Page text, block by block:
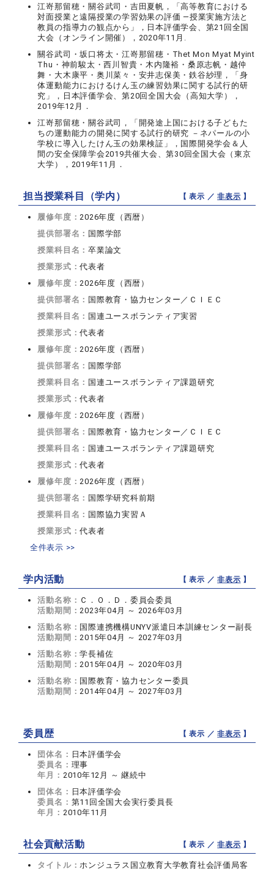
江嵜那留穂・關谷武司・吉田夏帆，「高等教育における
対面授業と遠隔授業の学習効果の評価 ―授業実施方法と
教員の指導力の観点から」，日本評価学会、第21回全国
大会（オンライン開催），2020年11月.
關谷武司・坂口将太・江嵜那留穂・Thet Mon Myat Myint
Thu・神前駿太・西川智貴・木内隆裕・桑原志帆・越仲
舞・大木康平・奥川菜々・安井志保美・鉄谷紗理，「身
体運動能力におけるけん玉の練習効果に関する試行的研
究」，日本評価学会、第20回全国大会（高知大学），
2019年12月．
江嵜那留穂・關谷武司，「開発途上国における子どもた
ちの運動能力の開発に関する試行的研究 －ネパールの小
学校に導入したけん玉の効果検証」，国際開発学会＆人
間の安全保障学会2019共催大会、第30回全国大会（東京
大学），2019年11月．
担当授業科目（学内） 【 表示 ／非表示 】
履修年度：2026年度（西暦）
提供部署名： 国際学部
授業科目名：卒業論文
授業形式：代表者
履修年度：2026年度（西暦）
提供部署名： 国際教育・協力センター／ＣＩＥＣ
授業科目名： 国連ユースボランティア実習
授業形式：代表者
履修年度：2026年度（西暦）
提供部署名： 国際学部
授業科目名： 国連ユースボランティア課題研究
授業形式：代表者
履修年度：2026年度（西暦）
提供部署名： 国際教育・協力センター／ＣＩＥＣ
授業科目名： 国連ユースボランティア課題研究
授業形式：代表者
履修年度：2026年度（西暦）
提供部署名： 国際学研究科前期
授業科目名： 国際協力実習Ａ
授業形式：代表者
全件表示 >>
学内活動 【 表示 ／非表示 】
活動名称： Ｃ．Ｏ．Ｄ．委員会委員
活動期間：2023年04月 ～ 2026年03月
活動名称： 国際連携機構UNYV派遣日本訓練センター副長
活動期間：2015年04月 ～ 2027年03月
活動名称：学長補佐
活動期間：2015年04月 ～ 2020年03月
活動名称： 国際教育・協力センター委員
活動期間：2014年04月 ～ 2027年03月
委員歴 【 表示 ／非表示 】
団体名： 日本評価学会
委員名： 理事
年月： 2010年12月 ～ 継続中
団体名： 日本評価学会
委員名： 第11回全国大会実行委員長
年月： 2010年11月
社会貢献活動 【 表示 ／非表示 】
タイトル：ホンジュラス国立教育大学教育社会評価局客